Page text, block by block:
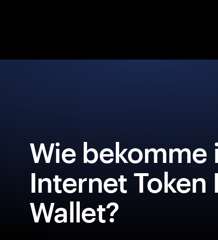
Wie bekomme
Internet Token
Wallet?